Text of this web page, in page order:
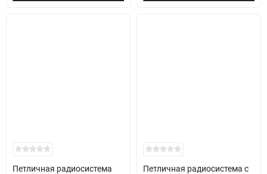
Петличная радиосистема
Петличная радиосистема с